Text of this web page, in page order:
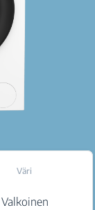
Väri
Valkoinen